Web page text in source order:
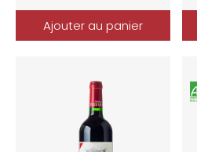
Ajouter au panier